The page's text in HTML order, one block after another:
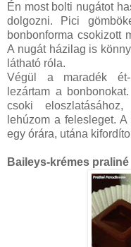
Én most bolti nugátot
dolgozni. Pici
bonbonforma csokizott
A nugát házilag is
látható róla.
Végül a maradék ét-
lezártam a
csoki
lehúzom a felesleget.
egy órára, utána
Baileys-krémes praliné